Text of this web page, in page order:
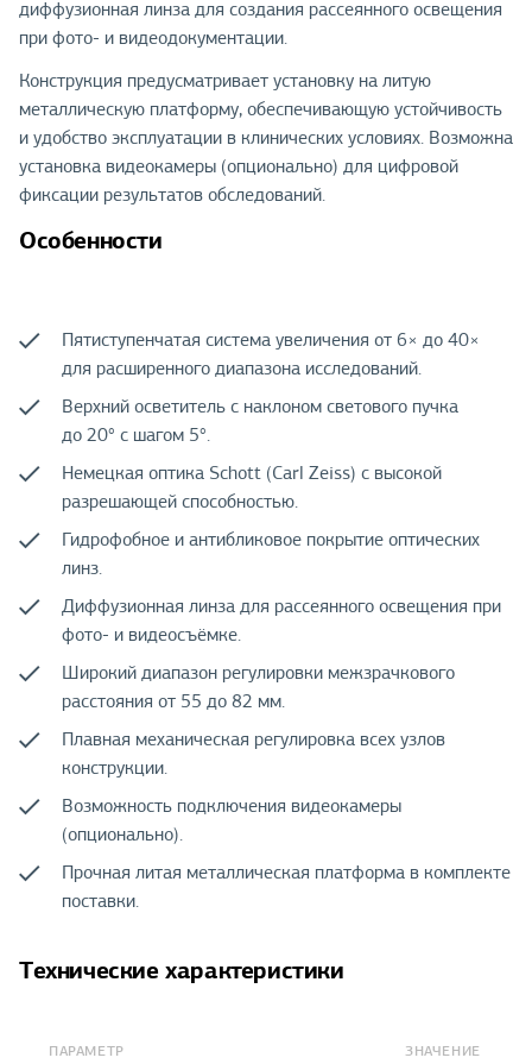
диффузионная линза для создания рассеянного освещения
при фото- и видеодокументации.
Конструкция предусматривает установку на литую
металлическую платформу, обеспечивающую устойчивость
и удобство эксплуатации в клинических условиях. Возможна
установка видеокамеры (опционально) для цифровой
фиксации результатов обследований.
Особенности
Пятиступенчатая система увеличения от 6× до 40×
для расширенного диапазона исследований.
Верхний осветитель с наклоном светового пучка
до 20° с шагом 5°.
Немецкая оптика Schott (Carl Zeiss) с высокой
разрешающей способностью.
Гидрофобное и антибликовое покрытие оптических
линз.
Диффузионная линза для рассеянного освещения при
фото- и видеосъёмке.
Широкий диапазон регулировки межзрачкового
расстояния от 55 до 82 мм.
Плавная механическая регулировка всех узлов
конструкции.
Возможность подключения видеокамеры
(опционально).
Прочная литая металлическая платформа в комплекте
поставки.
Технические характеристики
ПАРАМЕТР ЗНАЧЕНИЕ